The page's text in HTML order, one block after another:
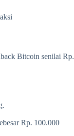
Bitcoin senilai Rp.
Rp. 100.000